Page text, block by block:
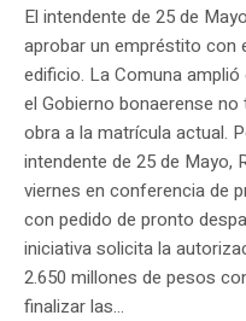
El intendente de 25 de
aprobar un empréstito con
edificio. La Comuna
el Gobierno bonaerense
obra a la matrícula actual.
intendente de 25 de Mayo,
viernes en conferencia de
con pedido de pronto
iniciativa solicita la
2.650 millones de pesos
finalizar las...